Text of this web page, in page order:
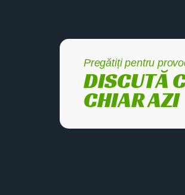
Pregătiți pentru
DISCUTĂ
CHIAR AZI